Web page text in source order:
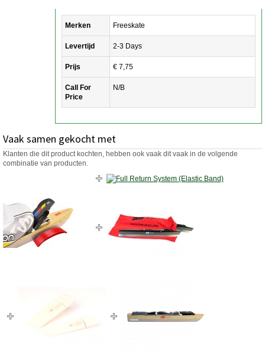
Merken Freeskate
Levertijd 2-3 Days
Prijs € 7,75
Call For
Price
N/B
Vaak samen gekocht met
Klanten die dit product kochten, hebben ook vaak dit vaak in de volgende
combinatie van producten.